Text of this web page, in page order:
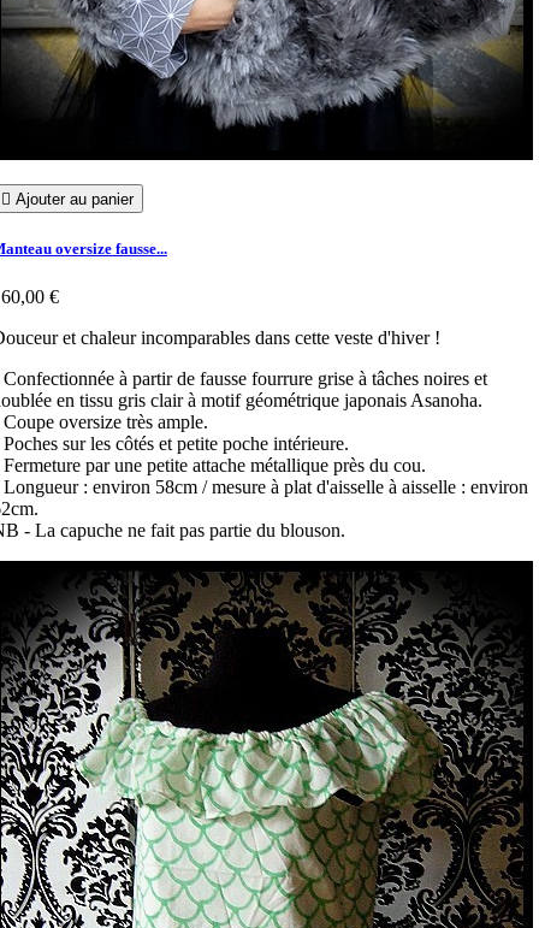
 Ajouter au panier
oversize fausse...
€
et chaleur incomparables dans cette veste d'hiver !
Confectionnée à partir de fausse fourrure grise à tâches noires et
en tissu gris clair à motif géométrique japonais Asanoha.
Coupe oversize très ample.
Poches sur les côtés et petite poche intérieure.
Fermeture par une petite attache métallique près du cou.
Longueur : environ 58cm / mesure à plat d'aisselle à aisselle : environ
- La capuche ne fait pas partie du blouson.